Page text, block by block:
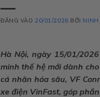
ĐĂNG VÀO 20/01/2026 BỞI NINH
Hà Nội, ngày 15/01/
minh thế hệ mới dành
cá nhân hóa sâu, VF
xe điện VinFast, góp